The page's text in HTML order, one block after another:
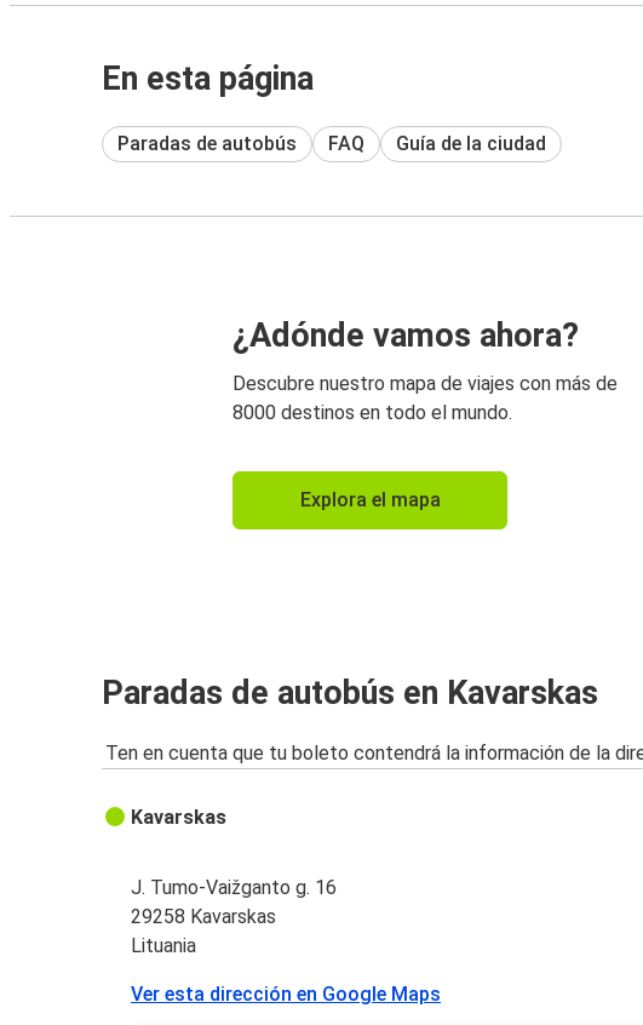
En esta página
Paradas de autobús FAQ Guía de la ciudad
¿Adónde vamos ahora?
Descubre nuestro mapa de viajes con más de
8000 destinos en todo el mundo.
Explora el mapa
Paradas de autobús en Kavarskas
Ten en cuenta que tu boleto contendrá la información de la
Kavarskas
J. Tumo-Vaižganto g. 16
29258 Kavarskas
Lituania
Ver esta dirección en Google Maps